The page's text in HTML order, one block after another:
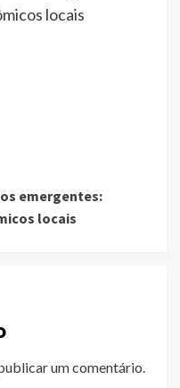
locais
emergentes:
locais
um comentário.